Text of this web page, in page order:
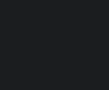
Iris